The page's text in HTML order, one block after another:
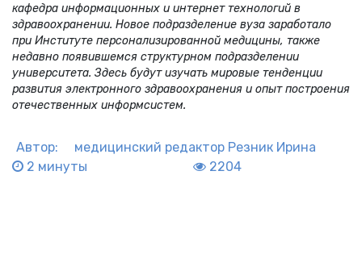
кафедра информационных и интернет технологий в
здравоохранении. Новое подразделение вуза заработало
при Институте персонализированной медицины, также
недавно появившемся структурном подразделении
университета. Здесь будут изучать мировые тенденции
развития электронного здравоохранения и опыт построения
отечественных информсистем.
Автор: медицинский редактор Резник Ирина
2 минуты
2204